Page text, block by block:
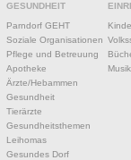
GESUNDHEIT
Parndorf GEHT
Soziale Organisationen
Pflege und Betreuung
Apotheke
Ärzte/Hebammen
Gesundheit
Tierärzte
Gesundheitsthemen
Leihomas
Gesundes Dorf